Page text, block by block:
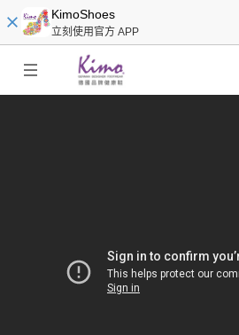
KimoShoes
立刻使用官方 APP